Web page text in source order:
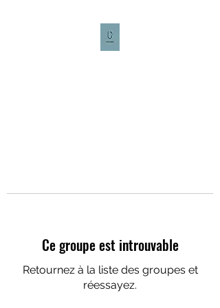
Ce groupe est introuvable
Retournez à la liste des groupes et
réessayez.